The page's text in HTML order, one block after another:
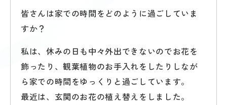
皆さんは家での時間をどのように過ごしていま
すか？
私は、休みの日も中々外出できないのでお花を
飾ったり、観葉植物のお手入れをしたりしなが
ら家での時間をゆっくりと過ごしています。
最近は、玄関のお花の植え替えをしました。